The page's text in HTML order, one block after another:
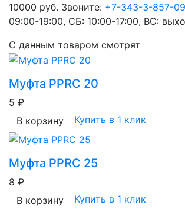
10000 руб. Звоните: +7-343-3-857-
09:00-19:00, СБ: 10:00-17:00, ВС:
С данным товаром смотрят
Муфта PPRC 20
5 ₽
В корзину
Купить в 1 клик
Муфта PPRC 25
8 ₽
В корзину
Купить в 1 клик